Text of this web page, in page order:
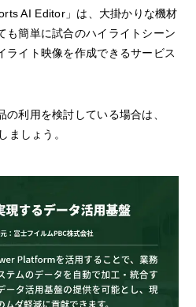
AI Editor」は、大掛かりな機材
も簡単に試合のハイライトシーン
ライト映像を作成できるサービス
利用を検討している場合は、
ましょう。